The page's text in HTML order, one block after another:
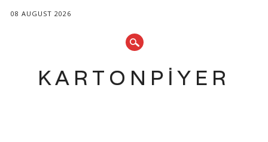
08 AUGUST 2026
KARTONPIYER